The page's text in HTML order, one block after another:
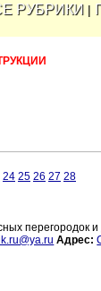
РУБРИКИ |
24 25 26 27 28
перегородок и
Адрес: